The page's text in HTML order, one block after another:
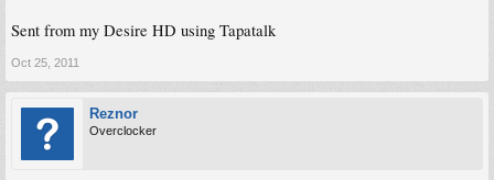
Sent from my Desire HD using Tapatalk
Oct 25, 2011
Reznor
Overclocker